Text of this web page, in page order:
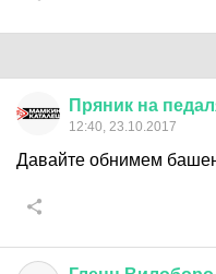
Пряник на
12:40, 23.10.2017
Давайте обнимем